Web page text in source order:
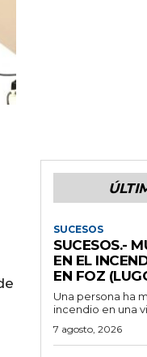
SUCESOS
SUCESOS.-
EN EL
EN FOZ
Una persona ha
incendio en una
7 agosto, 2026